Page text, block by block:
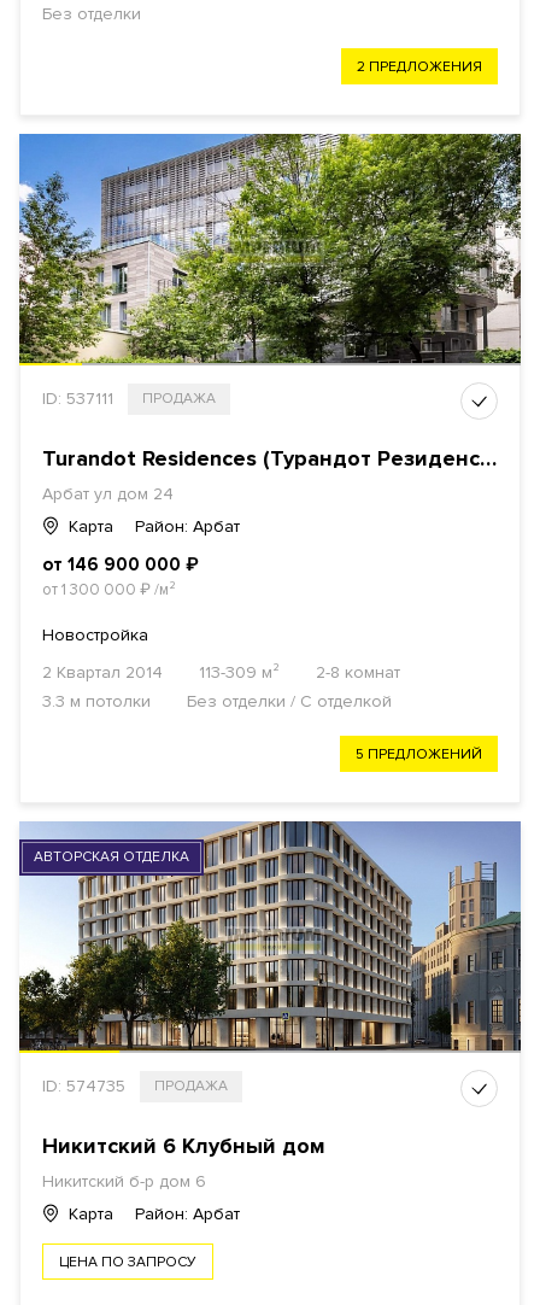
Без отделки
2 ПРЕДЛОЖЕНИЯ
ID: 537111 ПРОДАЖА
Turandot Residences (Турандот Резиденсес) Клубный дом
Арбат ул дом 24
Карта
Район: Арбат
от 146 900 000 ₽
от 1 300 000 ₽/м²
Новостройка
2 Квартал 2014
113-309 м²
2-8 комнат
3.3 м потолки
Без отделки / С отделкой
5 ПРЕДЛОЖЕНИЙ
АВТОРСКАЯ ОТДЕЛКА
ID: 574735 ПРОДАЖА
Никитский 6 Клубный дом
Никитский б-р дом 6
Карта
Район: Арбат
ЦЕНА ПО ЗАПРОСУ